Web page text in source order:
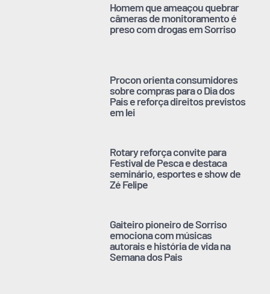
Homem que ameaçou quebrar
câmeras de monitoramento é
preso com drogas em Sorriso
Procon orienta consumidores
sobre compras para o Dia dos
Pais e reforça direitos previstos
em lei
Rotary reforça convite para
Festival de Pesca e destaca
seminário, esportes e show de
Zé Felipe
Gaiteiro pioneiro de Sorriso
emociona com músicas
autorais e história de vida na
Semana dos Pais